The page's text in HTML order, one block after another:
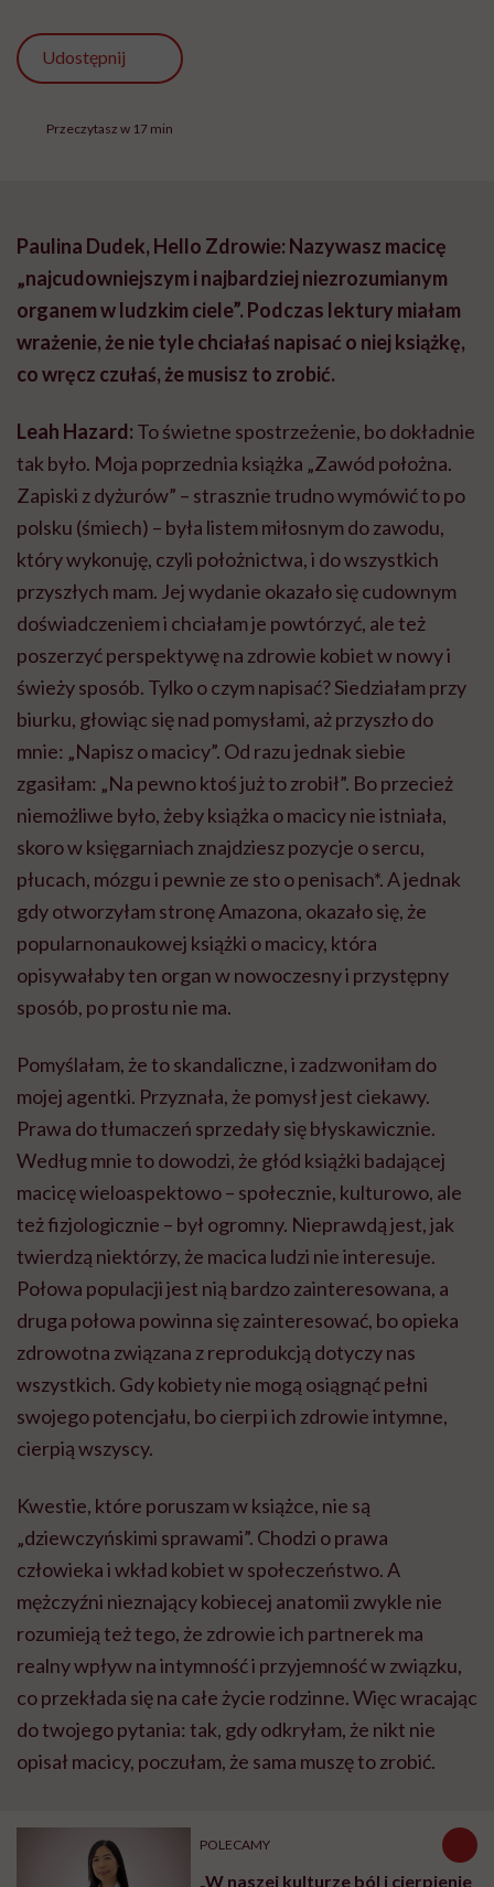
Udostępnij
Przeczytasz w 17 min
Paulina Dudek, Hello Zdrowie: Nazywasz macicę
„najcudowniejszym i najbardziej niezrozumianym
organem w ludzkim ciele”. Podczas lektury miałam
wrażenie, że nie tyle chciałaś napisać o niej książkę,
co wręcz czułaś, że musisz to zrobić.
Leah Hazard: To świetne spostrzeżenie, bo dokładnie
tak było. Moja poprzednia książka „Zawód położna.
Zapiski z dyżurów” – strasznie trudno wymówić to po
polsku (śmiech) – była listem miłosnym do zawodu,
który wykonuję, czyli położnictwa, i do wszystkich
przyszłych mam. Jej wydanie okazało się cudownym
doświadczeniem i chciałam je powtórzyć, ale też
poszerzyć perspektywę na zdrowie kobiet w nowy i
świeży sposób. Tylko o czym napisać? Siedziałam przy
biurku, głowiąc się nad pomysłami, aż przyszło do
mnie: „Napisz o macicy”. Od razu jednak siebie
zgasiłam: „Na pewno ktoś już to zrobił”. Bo przecież
niemożliwe było, żeby książka o macicy nie istniała,
skoro w księgarniach znajdziesz pozycje o sercu,
płucach, mózgu i pewnie ze sto o penisach*. A jednak
gdy otworzyłam stronę Amazona, okazało się, że
popularnonaukowej książki o macicy, która
opisywałaby ten organ w nowoczesny i przystępny
sposób, po prostu nie ma.
Pomyślałam, że to skandaliczne, i zadzwoniłam do
mojej agentki. Przyznała, że pomysł jest ciekawy.
Prawa do tłumaczeń sprzedały się błyskawicznie.
Według mnie to dowodzi, że głód książki badającej
macicę wieloaspektowo – społecznie, kulturowo, ale
też fizjologicznie – był ogromny. Nieprawdą jest, jak
twierdzą niektórzy, że macica ludzi nie interesuje.
Połowa populacji jest nią bardzo zainteresowana, a
druga połowa powinna się zainteresować, bo opieka
zdrowotna związana z reprodukcją dotyczy nas
wszystkich. Gdy kobiety nie mogą osiągnąć pełni
swojego potencjału, bo cierpi ich zdrowie intymne,
cierpią wszyscy.
Kwestie, które poruszam w książce, nie są
„dziewczyńskimi sprawami”. Chodzi o prawa
człowieka i wkład kobiet w społeczeństwo. A
mężczyźni nieznający kobiecej anatomii zwykle nie
rozumieją też tego, że zdrowie ich partnerek ma
realny wpływ na intymność i przyjemność w związku,
co przekłada się na całe życie rodzinne. Więc wracając
do twojego pytania: tak, gdy odkryłam, że nikt nie
opisał macicy, poczułam, że sama muszę to zrobić.
POLECAMY
„W naszej kulturze ból i cierpienie